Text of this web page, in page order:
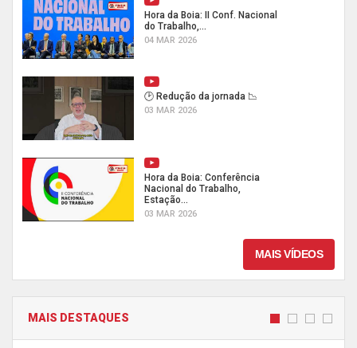
Hora da Boia: II Conf. Nacional
do Trabalho,...
04 MAR 2026
🕑 Redução da jornada 📉
03 MAR 2026
Hora da Boia: Conferência
Nacional do Trabalho,
Estação...
03 MAR 2026
MAIS VÍDEOS
MAIS DESTAQUES